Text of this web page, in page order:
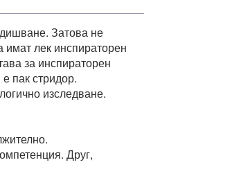
Затова не
лек инспираторен
за инспираторен
пак стридор.
изследване.
Друг,